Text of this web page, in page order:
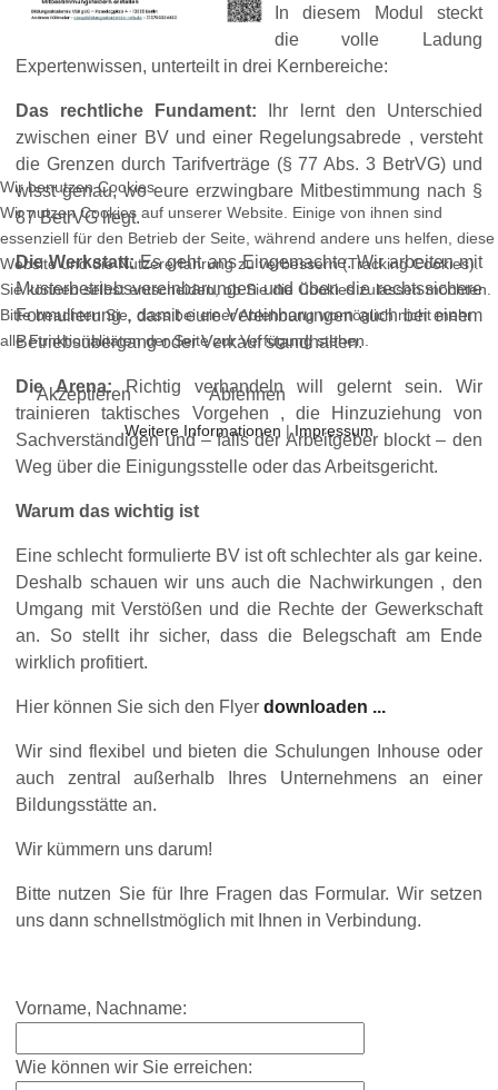
In diesem Modul steckt
die volle Ladung
Expertenwissen, unterteilt in drei Kernbereiche:
Das rechtliche Fundament: Ihr lernt den Unterschied
zwischen einer BV und einer Regelungsabrede , versteht
die Grenzen durch Tarifverträge (§ 77 Abs. 3 BetrVG) und
wisst genau, wo eure erzwingbare Mitbestimmung nach §
87 BetrVG liegt.
Die Werkstatt:Es geht ans Eingemachte. Wir arbeiten mit
Musterbetriebsvereinbarungen und üben die rechtssichere
Formulierung , damit eure Vereinbarungen auch bei einem
Betriebsübergang oder Verkauf standhalten.
Die Arena:Richtig verhandeln will gelernt sein. Wir
trainieren taktisches Vorgehen , die Hinzuziehung von
Sachverständigen und – falls der Arbeitgeber blockt – den
Weg über die Einigungsstelle oder das Arbeitsgericht.
Warum das wichtig ist
Eine schlecht formulierte BV ist oft schlechter als gar keine.
Deshalb schauen wir uns auch die Nachwirkungen , den
Umgang mit Verstößen und die Rechte der Gewerkschaft
an. So stellt ihr sicher, dass die Belegschaft am Ende
wirklich profitiert.
Hier können Sie sich den Flyerdownloaden ...
Wir sind flexibel und bieten die Schulungen Inhouse oder
auch zentral außerhalb Ihres Unternehmens an einer
Bildungsstätte an.
Wir kümmern uns darum!
Bitte nutzen Sie für Ihre Fragen das Formular. Wir setzen
uns dann schnellstmöglich mit Ihnen in Verbindung.
Vorname, Nachname:
Wie können wir Sie erreichen:
Wir benutzen Cookies
Wir nutzen Cookies auf unserer Website. Einige von ihnen sind
essenziell für den Betrieb der Seite, während andere uns helfen, diese
Website und die Nutzererfahrung zu verbessern (Tracking Cookies).
Sie können selbst entscheiden, ob Sie die Cookies zulassen möchten.
Bitte beachten Sie, dass bei einer Ablehnung womöglich nicht mehr
alle Funktionalitäten der Seite zur Verfügung stehen.
Akzeptieren Ablehnen
Weitere Informationen |Impressum